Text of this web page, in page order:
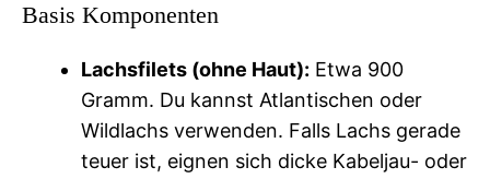
Basis Komponenten
Lachsfilets (ohne Haut): Etwa 900
Gramm. Du kannst Atlantischen oder
Wildlachs verwenden. Falls Lachs gerade
teuer ist, eignen sich dicke Kabeljau- oder